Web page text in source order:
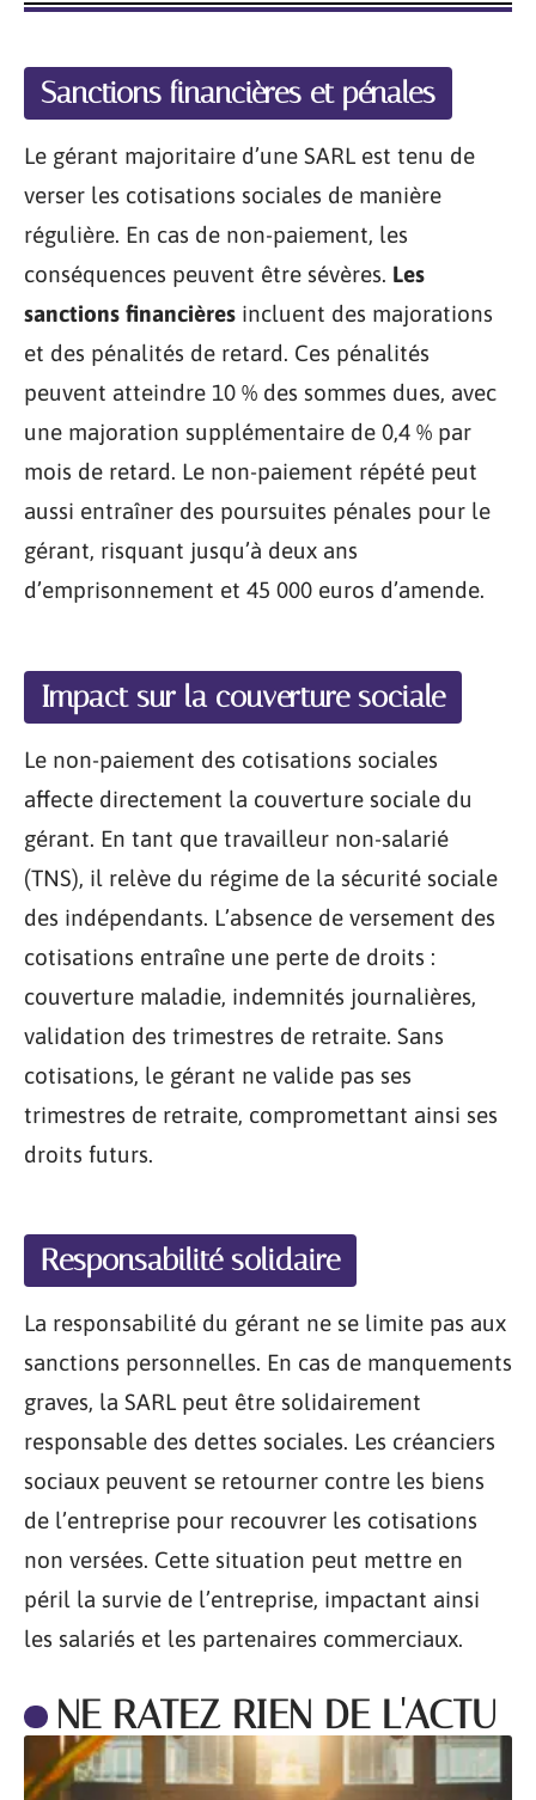
Sanctions financières et pénales
Le gérant majoritaire d’une SARL est tenu de
verser les cotisations sociales de manière
régulière. En cas de non-paiement, les
conséquences peuvent être sévères. Les
sanctions financières incluent des majorations
et des pénalités de retard. Ces pénalités
peuvent atteindre 10 % des sommes dues, avec
une majoration supplémentaire de 0,4 % par
mois de retard. Le non-paiement répété peut
aussi entraîner des poursuites pénales pour le
gérant, risquant jusqu’à deux ans
d’emprisonnement et 45 000 euros d’amende.
Impact sur la couverture sociale
Le non-paiement des cotisations sociales
affecte directement la couverture sociale du
gérant. En tant que travailleur non-salarié
(TNS), il relève du régime de la sécurité sociale
des indépendants. L’absence de versement des
cotisations entraîne une perte de droits :
couverture maladie, indemnités journalières,
validation des trimestres de retraite. Sans
cotisations, le gérant ne valide pas ses
trimestres de retraite, compromettant ainsi ses
droits futurs.
Responsabilité solidaire
La responsabilité du gérant ne se limite pas aux
sanctions personnelles. En cas de manquements
graves, la SARL peut être solidairement
responsable des dettes sociales. Les créanciers
sociaux peuvent se retourner contre les biens
de l’entreprise pour recouvrer les cotisations
non versées. Cette situation peut mettre en
péril la survie de l’entreprise, impactant ainsi
les salariés et les partenaires commerciaux.
NE RATEZ RIEN DE L'ACTU